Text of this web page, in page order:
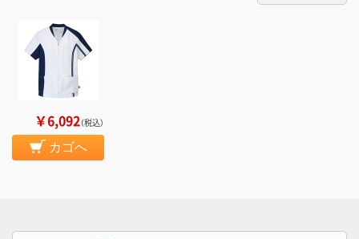
￥6,092（税込）
カゴへ